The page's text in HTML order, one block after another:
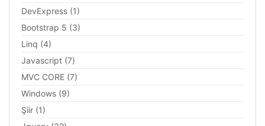
DevExpress (1)
Bootstrap 5 (3)
Linq (4)
Javascript (7)
MVC CORE (7)
Windows (9)
Şiir (1)